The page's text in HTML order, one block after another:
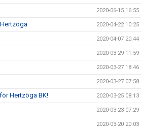
2020-06-15 16:55
2020-04-22 10:25
2020-04-07 20:44
2020-03-29 11:59
2020-03-27 18:46
2020-03-27 07:58
Hertzöga BK! 2020-03-25 08:13
2020-03-23 07:29
2020-03-20 20:03